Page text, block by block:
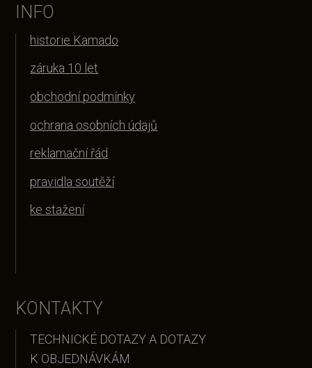
INFO
historie Kamado
záruka 10 let
obchodní podmínky
ochrana osobních údajů
reklamační řád
pravidla soutěží
ke stažení
KONTAKTY
TECHNICKÉ DOTAZY A DOTAZY
K OBJEDNÁVKÁM